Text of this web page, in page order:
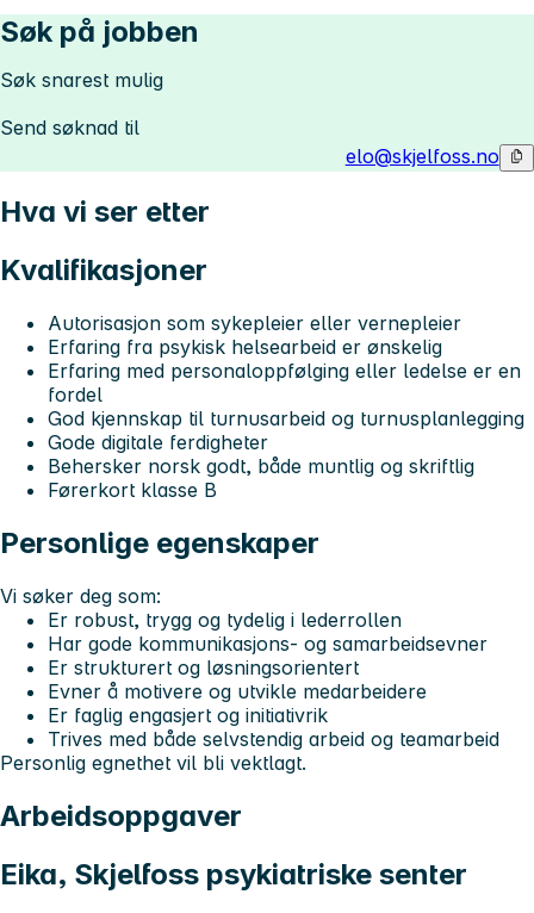
Søk på jobben
Søk snarest mulig
Send søknad til
elo@skjelfoss.no
Hva vi ser etter
Kvalifikasjoner
Autorisasjon som sykepleier eller vernepleier
Erfaring fra psykisk helsearbeid er ønskelig
Erfaring med personaloppfølging eller ledelse er en
fordel
God kjennskap til turnusarbeid og turnusplanlegging
Gode digitale ferdigheter
Behersker norsk godt, både muntlig og skriftlig
Førerkort klasse B
Personlige egenskaper
Vi søker deg som:
Er robust, trygg og tydelig i lederrollen
Har gode kommunikasjons- og samarbeidsevner
Er strukturert og løsningsorientert
Evner å motivere og utvikle medarbeidere
Er faglig engasjert og initiativrik
Trives med både selvstendig arbeid og teamarbeid
Personlig egnethet vil bli vektlagt.
Arbeidsoppgaver
Eika, Skjelfoss psykiatriske senter